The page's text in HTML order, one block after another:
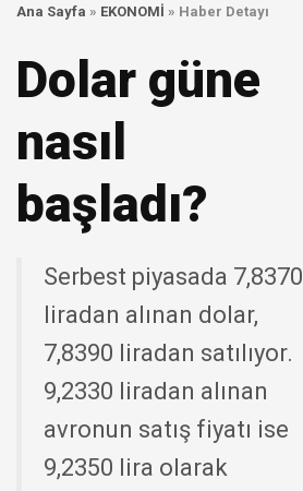
Ana Sayfa » EKONOMİ » Haber Detayı
Dolar güne
nasıl
başladı?
Serbest piyasada 7,8370
liradan alınan dolar,
7,8390 liradan satılıyor.
9,2330 liradan alınan
avronun satış fiyatı ise
9,2350 lira olarak